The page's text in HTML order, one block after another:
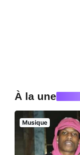
À la une
Musique